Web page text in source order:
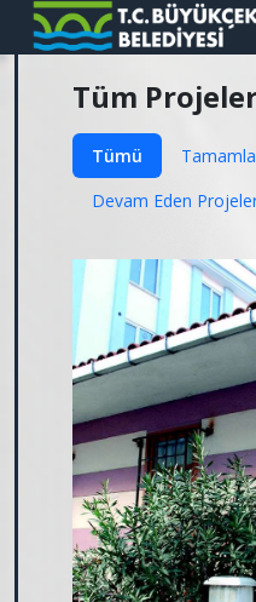
Tüm
Tümü
Devam Eden